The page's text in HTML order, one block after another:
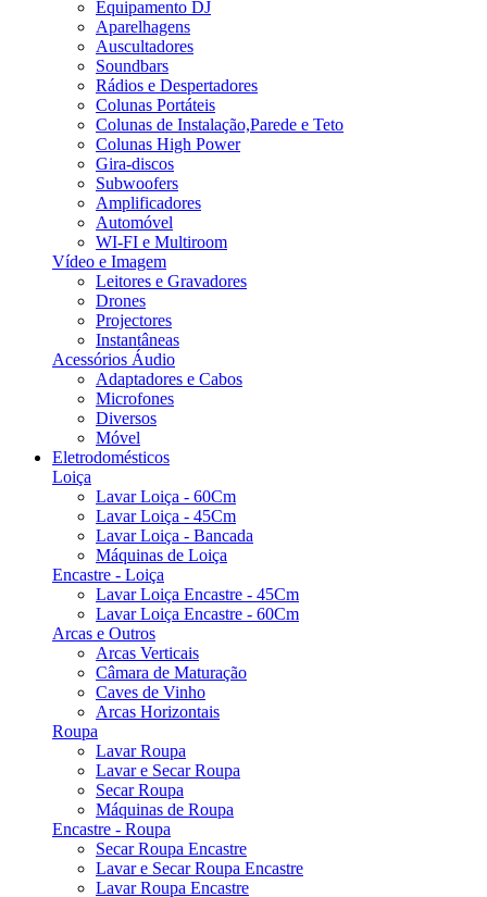
Equipamento DJ
Aparelhagens
Auscultadores
Soundbars
Rádios e Despertadores
Colunas Portáteis
Colunas de Instalação,Parede e Teto
Colunas High Power
Gira-discos
Subwoofers
Amplificadores
Automóvel
WI-FI e Multiroom
Vídeo e Imagem
Leitores e Gravadores
Drones
Projectores
Instantâneas
Acessórios Áudio
Adaptadores e Cabos
Microfones
Diversos
Móvel
Eletrodomésticos
Loiça
Lavar Loiça - 60Cm
Lavar Loiça - 45Cm
Lavar Loiça - Bancada
Máquinas de Loiça
Encastre - Loiça
Lavar Loiça Encastre - 45Cm
Lavar Loiça Encastre - 60Cm
Arcas e Outros
Arcas Verticais
Câmara de Maturação
Caves de Vinho
Arcas Horizontais
Roupa
Lavar Roupa
Lavar e Secar Roupa
Secar Roupa
Máquinas de Roupa
Encastre - Roupa
Secar Roupa Encastre
Lavar e Secar Roupa Encastre
Lavar Roupa Encastre